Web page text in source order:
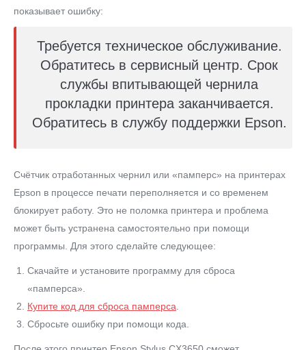
показывает ошибку:
Требуется техническое обслуживание.
Обратитесь в сервисный центр. Срок
службы впитывающей чернила
прокладки принтера заканчивается.
Обратитесь в службу поддержки Epson.
Счётчик отработанных чернил или «памперс» на принтерах
Epson в процессе печати переполняется и со временем
блокирует работу. Это не поломка принтера и проблема
может быть устранена самостоятельно при помощи
программы. Для этого сделайте следующее:
Скачайте и установите программу для сброса
«памперса».
Купите код для сброса памперса
Сбросьте ошибку при помощи кода.